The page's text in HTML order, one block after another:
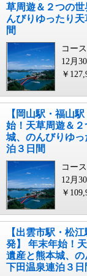
草周遊＆２つの
んびりゆったり
間
コー
12月
￥
【岡山駅・福山
始！天草周遊＆
城、のんびりゆ
泊３日間
コー
12月
￥
【出雲市駅・松
発】 年末年始！
遺産と熊本城、
下田温泉連泊３日